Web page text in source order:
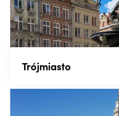
Liczba pokoi
-
Piętro
Trójmiasto